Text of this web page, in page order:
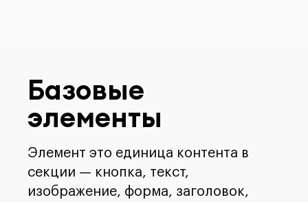
Базовые
элементы
Элемент это единица контента в
секции — кнопка, текст,
изображение, форма, заголовок,